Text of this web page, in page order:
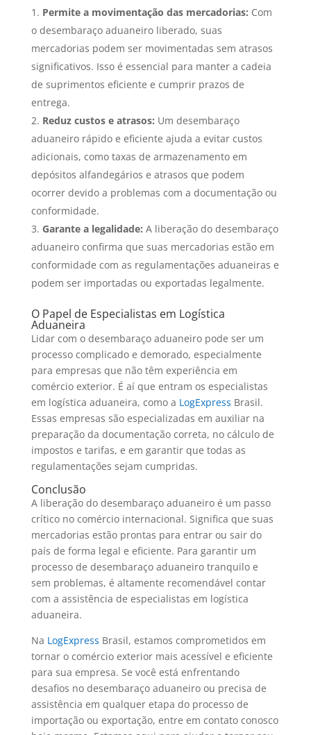
Permite a movimentação das mercadorias: Com
o desembaraço aduaneiro liberado, suas
mercadorias podem ser movimentadas sem atrasos
significativos. Isso é essencial para manter a cadeia
de suprimentos eficiente e cumprir prazos de
entrega.
Reduz custos e atrasos: Um desembaraço
aduaneiro rápido e eficiente ajuda a evitar custos
adicionais, como taxas de armazenamento em
depósitos alfandegários e atrasos que podem
ocorrer devido a problemas com a documentação ou
conformidade.
Garante a legalidade: A liberação do desembaraço
aduaneiro confirma que suas mercadorias estão em
conformidade com as regulamentações aduaneiras e
podem ser importadas ou exportadas legalmente.
O Papel de Especialistas em Logística
Aduaneira
Lidar com o desembaraço aduaneiro pode ser um
processo complicado e demorado, especialmente
para empresas que não têm experiência em
comércio exterior. É aí que entram os especialistas
em logística aduaneira, como a LogExpress Brasil.
Essas empresas são especializadas em auxiliar na
preparação da documentação correta, no cálculo de
impostos e tarifas, e em garantir que todas as
regulamentações sejam cumpridas.
Conclusão
A liberação do desembaraço aduaneiro é um passo
crítico no comércio internacional. Significa que suas
mercadorias estão prontas para entrar ou sair do
país de forma legal e eficiente. Para garantir um
processo de desembaraço aduaneiro tranquilo e
sem problemas, é altamente recomendável contar
com a assistência de especialistas em logística
aduaneira.
Na LogExpress Brasil, estamos comprometidos em
tornar o comércio exterior mais acessível e eficiente
para sua empresa. Se você está enfrentando
desafios no desembaraço aduaneiro ou precisa de
assistência em qualquer etapa do processo de
importação ou exportação, entre em contato conosco